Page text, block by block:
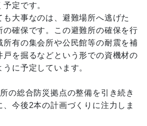
定です。
大事なのは、避難場所へ逃げた
の確保です。この避難所の確保を行
所有の集会所や公民館等の耐震を補
戸を掘るなどという形での資機材の
に予定しています。
の総合防災拠点の整備を引き続き
今後2本の計画づくりに注力しま